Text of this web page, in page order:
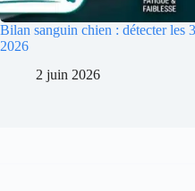
Bilan sanguin chien : détecter les
2026
2 juin 2026